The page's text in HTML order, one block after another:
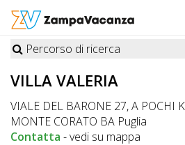
STRUTTURE
A
DOG
Percorso di ricerca
VILLA VALERIA
VIALE DEL BARONE 27, A POCHI
MONTE CORATO BA Puglia
Contatta -vedi su mappa